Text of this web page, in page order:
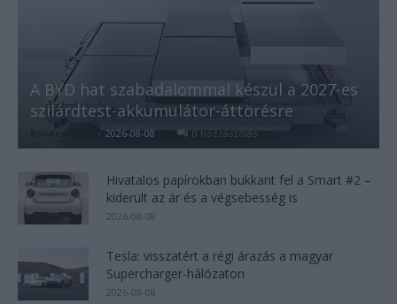
A BYD hat szabadalommal készül a 2027-es
szilárdtest-akkumulátor-áttörésre
- 2026-08-08 0 hozzászólás
Hivatalos papírokban bukkant fel a Smart #2 –
kiderült az ár és a végsebesség is
2026-08-08
Tesla: visszatért a régi árazás a magyar
Supercharger-hálózaton
2026-08-08